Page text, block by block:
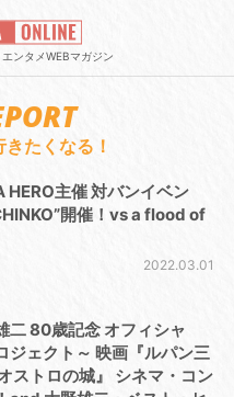
ンタメWEBマガジン
たくなる！
HERO主催 対バンイベン
開催！vs a flood of
2022.03.01
二 80歳記念 オフィシャ
ジェクト～ 映画『ルパン三
ストロの城』 シネマ・コン